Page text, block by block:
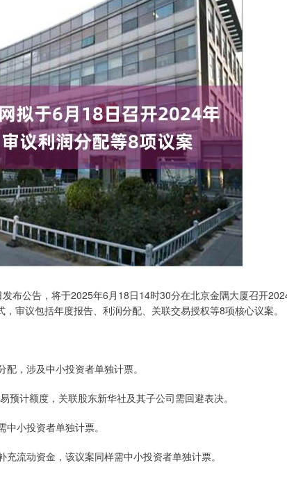
布公告，将于2025年6月18日14时30分在北京金隅大厦召开
审议包括年度报告、利润分配、关联交易授权等8项核心议案。
，涉及中小投资者单独计票。
计额度，关联股东新华社及其子公司需回避表决。
小投资者单独计票。
流动资金，该议案同样需中小投资者单独计票。